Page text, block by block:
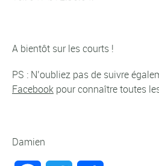
A bientôt sur les courts !
PS : N’oubliez pas de suivre
Facebook pour connaître toutes
Damien